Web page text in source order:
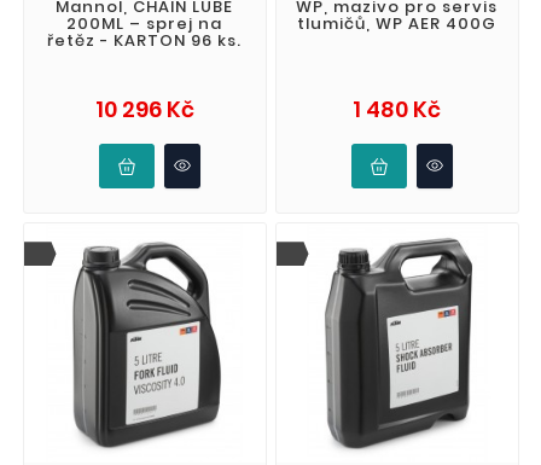
Mannol, CHAIN LUBE
200ML – sprej na
řetěz - KARTON 96 ks.
10 296 KčCena
WP, mazivo pro servis
tlumičů, WP AER 400G
1 480 KčCena